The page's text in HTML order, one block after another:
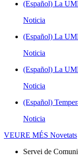
(Español) La
Noticia
(Español) La
Noticia
(Español) La
Noticia
(Español)
Noticia
VEURE MÉS Novetats
Servei de